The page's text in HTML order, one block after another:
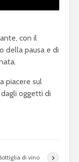
con il
della pausa e di
piacere sul
oggetti di
di vino